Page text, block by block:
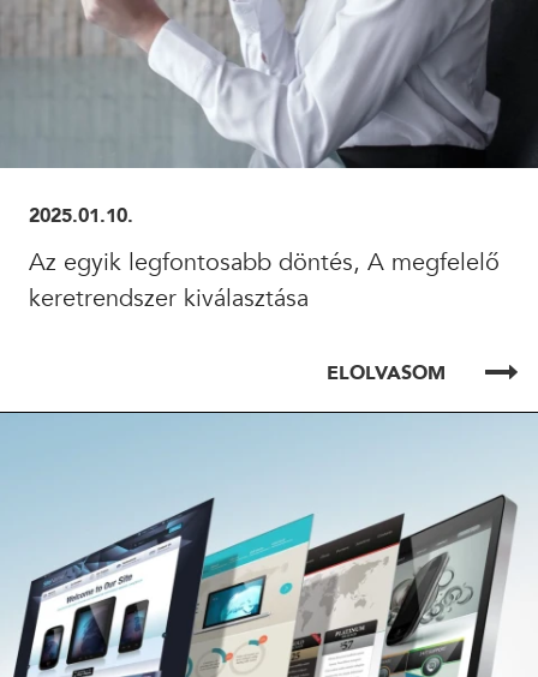
2025.01.10.
Az egyik legfontosabb döntés, A megfelelő
keretrendszer kiválasztása
ELOLVASOM
ELOLVASOM